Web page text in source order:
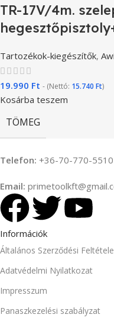
TR-17V/4m.
Tartozékok-kiegészítők,
19.990 Ft - (Nettó: 15.740 Ft)
Kosárba teszem
TÖMEG
Telefon: +36-70-770-5510
Email:
Információk
Általános Szerződési
Adatvédelmi Nyilatkozat
Impresszum
Panaszkezelési szabályzat